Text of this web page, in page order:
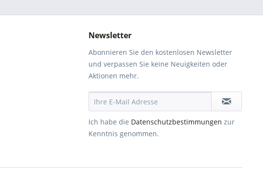
Newsletter
Abonnieren Sie den kostenlosen Newsletter
und verpassen Sie keine Neuigkeiten oder
Aktionen mehr.
Ich habe die Datenschutzbestimmungen zur
Kenntnis genommen.